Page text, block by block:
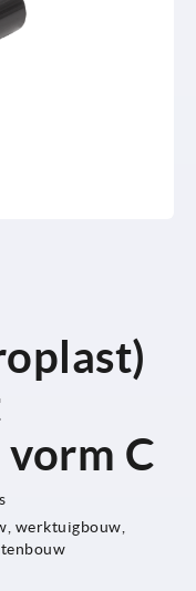
C
werktuigbouw,